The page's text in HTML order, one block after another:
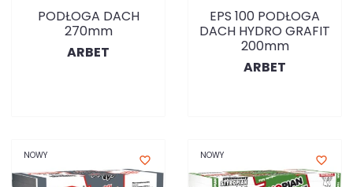
PODŁOGA DACH
270mm
ARBET
EPS 100 PODŁOGA
DACH HYDRO GRAFIT
200mm
ARBET
NOWY favorite_border NOWY favorite_border